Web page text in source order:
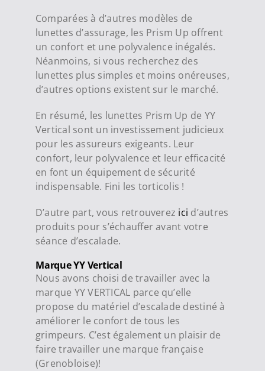
Comparées à d’autres modèles de
lunettes d’assurage, les Prism Up offrent
un confort et une polyvalence inégalés.
Néanmoins, si vous recherchez des
lunettes plus simples et moins onéreuses,
d’autres options existent sur le marché.
En résumé, les lunettes Prism Up de YY
Vertical sont un investissement judicieux
pour les assureurs exigeants. Leur
confort, leur polyvalence et leur efficacité
en font un équipement de sécurité
indispensable. Fini les torticolis !
D’autre part, vous retrouverez ici d’autres
produits pour s’échauffer avant votre
séance d’escalade.
Marque YY Vertical
Nous avons choisi de travailler avec la
marque YY VERTICAL parce qu’elle
propose du matériel d’escalade destiné à
améliorer le confort de tous les
grimpeurs. C’est également un plaisir de
faire travailler une marque française
(Grenobloise)!